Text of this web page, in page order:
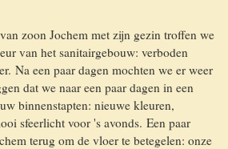
zoon Jochem met zijn gezin troffen we
van het sanitairgebouw: verboden
Na een paar dagen mochten we er weer
dat we naar een paar dagen in een
binnenstapten: nieuwe kleuren,
sfeerlicht voor 's avonds. Een paar
terug om de vloer te betegelen: onze